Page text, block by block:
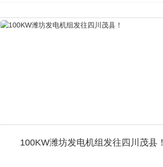
100KW潍坊发电机组发往四川茂县！